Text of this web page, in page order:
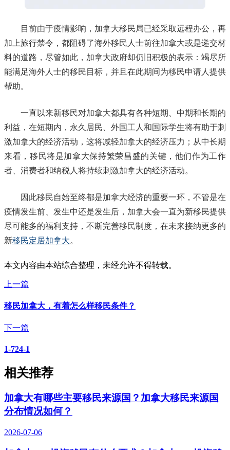
目前由于疫情影响，加拿大移民局已经采取远程办公，再
加上旅行禁令，都阻碍了海外移民人士前往加拿大或是递交材
料的道路，尽管如此，加拿大政府却仍旧积极的表示：竭尽所
能满足海外人士的移民目标，并且在此期间为移民申请人提供
帮助。
一直以来新移民对加拿大都具有各种短期、中期和长期的
利益，在短期内，永久居民、外国工人和国际学生将有助于刺
激加拿大的经济活动，这将减轻加拿大的经济压力；从中长期
来看，移民将是加拿大保持繁荣昌盛的关键，他们作为工作
者、消费者和纳税人将持续刺激加拿大的经济活动。
因此移民自始至终都是加拿大经济的重要一环，不管是在
疫情发生前、发生中还是发生后，加拿大会一直为新移民提供
尽可能多的福利支持，不断完善移民制度，在未来接纳更多的
新移民定居加拿大。
本文内容由本站综合整理，未经允许不得转载。
上一篇
移民加拿大，有着怎么样移民条件？
下一篇
1-724-1
相关推荐
加拿大有哪些主要移民来源国？加拿大移民来源国
分布情况如何？
2026-07-06